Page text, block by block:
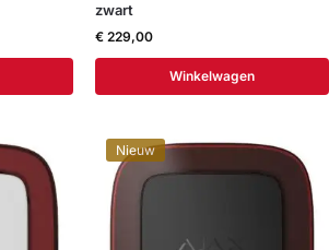
zwart
€ 229,00
Winkelwagen
Nieuw